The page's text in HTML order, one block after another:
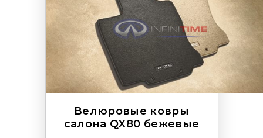
Велюровые ковры
салона QX80 бежевые